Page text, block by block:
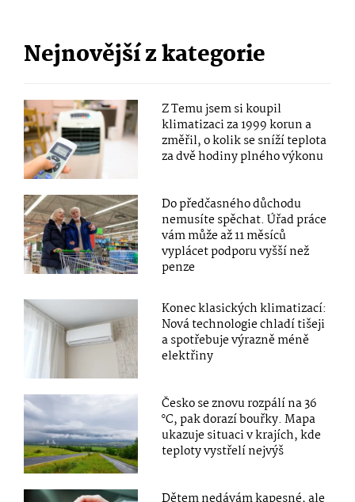
Nejnovější z kategorie
Z Temu jsem si koupil
klimatizaci za 1999 korun a
změřil, o kolik se sníží teplota
za dvě hodiny plného výkonu
Do předčasného důchodu
nemusíte spěchat. Úřad práce
vám může až 11 měsíců
vyplácet podporu vyšší než
penze
Konec klasických klimatizací:
Nová technologie chladí tišeji
a spotřebuje výrazně méně
elektřiny
Česko se znovu rozpálí na 36
°C, pak dorazí bouřky. Mapa
ukazuje situaci v krajích, kde
teploty vystřelí nejvýš